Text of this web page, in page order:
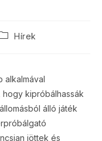
Hírek
alkalmával
kipróbálhassák
álló játék
jöttek és